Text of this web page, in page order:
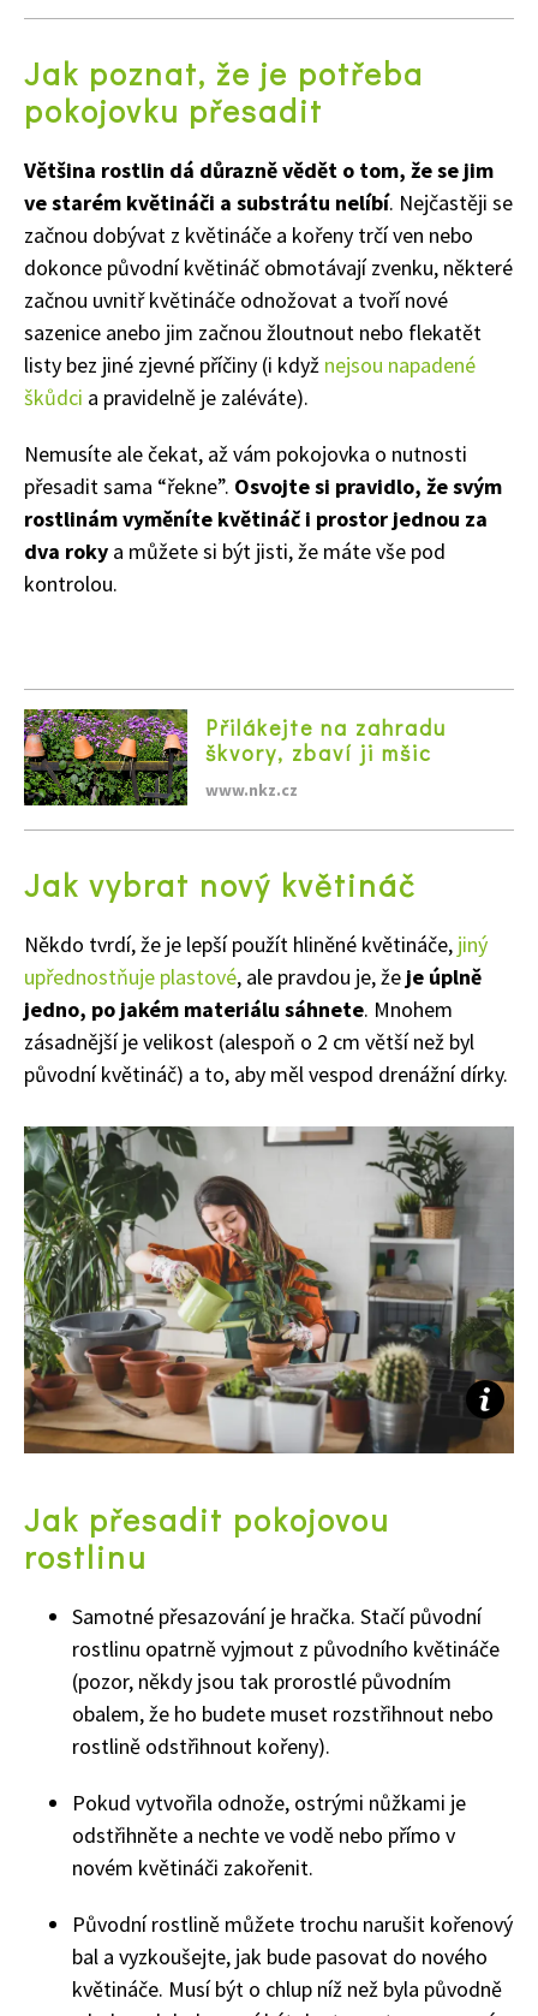
Jak poznat, že je potřeba
pokojovku přesadit
Většina rostlin dá důrazně vědět o tom, že se jim
ve starém květináči a substrátu nelíbí. Nejčastěji se
začnou dobývat z květináče a kořeny trčí ven nebo
dokonce původní květináč obmotávají zvenku, některé
začnou uvnitř květináče odnožovat a tvoří nové
sazenice anebo jim začnou žloutnout nebo flekatět
listy bez jiné zjevné příčiny (i když nejsou napadené
škůdci a pravidelně je zaléváte).
Nemusíte ale čekat, až vám pokojovka o nutnosti
přesadit sama “řekne”. Osvojte si pravidlo, že svým
rostlinám vyměníte květináč i prostor jednou za
dva roky a můžete si být jisti, že máte vše pod
kontrolou.
Přilákejte na zahradu
škvory, zbaví ji mšic
www.nkz.cz
Jak vybrat nový květináč
Někdo tvrdí, že je lepší použít hliněné květináče, jiný
upřednostňuje plastové, ale pravdou je, že je úplně
jedno, po jakém materiálu sáhnete. Mnohem
zásadnější je velikost (alespoň o 2 cm větší než byl
původní květináč) a to, aby měl vespod drenážní dírky.
Jak přesadit pokojovou
rostlinu
Samotné přesazování je hračka. Stačí původní
rostlinu opatrně vyjmout z původního květináče
(pozor, někdy jsou tak prorostlé původním
obalem, že ho budete muset rozstřihnout nebo
rostlině odstřihnout kořeny).
Pokud vytvořila odnože, ostrými nůžkami je
odstřihněte a nechte ve vodě nebo přímo v
novém květináči zakořenit.
Původní rostlině můžete trochu narušit kořenový
bal a vyzkoušejte, jak bude pasovat do nového
květináče. Musí být o chlup níž než byla původně